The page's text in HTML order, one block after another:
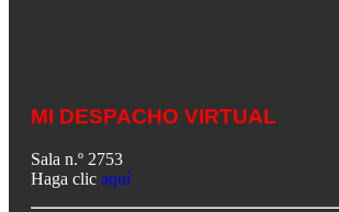
MI DESPACHO VIRTUAL
Sala n.º 2753
Haga clic aquí